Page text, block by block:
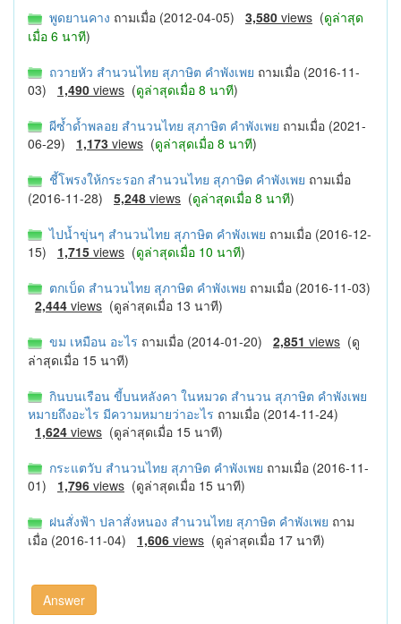
พูดยานคาง ถามเมื่อ (2012-04-05) 3,580 views (ดูล่าสุด
เมื่อ 6 นาที)
ถวายหัว สำนวนไทย สุภาษิต คำพังเพย ถามเมื่อ (2016-11-
03) 1,490 views (ดูล่าสุดเมื่อ 8 นาที)
ผีซ้ำด้ำพลอย สำนวนไทย สุภาษิต คำพังเพย ถามเมื่อ (2021-
06-29) 1,173 views (ดูล่าสุดเมื่อ 8 นาที)
ชี้โพรงให้กระรอก สำนวนไทย สุภาษิต คำพังเพย ถามเมื่อ
(2016-11-28) 5,248 views (ดูล่าสุดเมื่อ 8 นาที)
ไปน้ำขุ่นๆ สำนวนไทย สุภาษิต คำพังเพย ถามเมื่อ (2016-12-
15) 1,715 views (ดูล่าสุดเมื่อ 10 นาที)
ตกเบ็ด สำนวนไทย สุภาษิต คำพังเพย ถามเมื่อ (2016-11-03)
2,444 views (ดูล่าสุดเมื่อ 13 นาที)
ขม เหมือน อะไร ถามเมื่อ (2014-01-20) 2,851 views (ดู
ล่าสุดเมื่อ 15 นาที)
กินบนเรือน ขี้บนหลังคา ในหมวด สำนวน สุภาษิต คำพังเพย
หมายถึงอะไร มีความหมายว่าอะไร ถามเมื่อ (2014-11-24)
1,624 views (ดูล่าสุดเมื่อ 15 นาที)
กระแตวับ สำนวนไทย สุภาษิต คำพังเพย ถามเมื่อ (2016-11-
01) 1,796 views (ดูล่าสุดเมื่อ 15 นาที)
ฝนสั่งฟ้า ปลาสั่งหนอง สำนวนไทย สุภาษิต คำพังเพย ถาม
เมื่อ (2016-11-04) 1,606 views (ดูล่าสุดเมื่อ 17 นาที)